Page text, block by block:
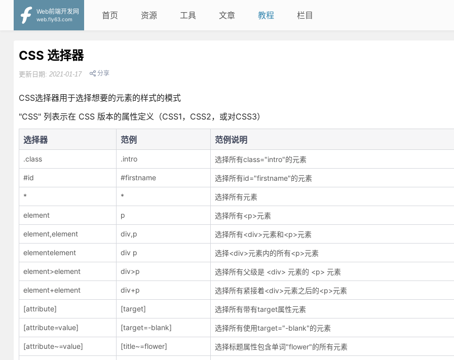
Web前端开发网
web.fly63.com
首页 资源 工具 文章 教程 栏目
CSS 选择器
更新日期: 2021-01-17 分享
CSS选择器用于选择想要的元素的样式的模式
"CSS" 列表示在 CSS 版本的属性定义（CSS1，CSS2，或对CSS3）
选择器 范例 范例说明
.class .intro 选择所有class="intro"的元素
#id #firstname 选择所有id="firstname"的元素
* * 选择所有元素
element p 选择所有<p>元素
element,element div,p 选择所有<div>元素和<p>元素
elementelement div p 选择<div>元素内的所有<p>元素
element>element div>p 选择所有父级是 <div> 元素的 <p> 元素
element+element div+p 选择所有紧接着<div>元素之后的<p>元素
[attribute] [target] 选择所有带有target属性元素
[attribute=value] [target=-blank] 选择所有使用target="-blank"的元素
[attribute~=value] [title~=flower] 选择标题属性包含单词"flower"的所有元素